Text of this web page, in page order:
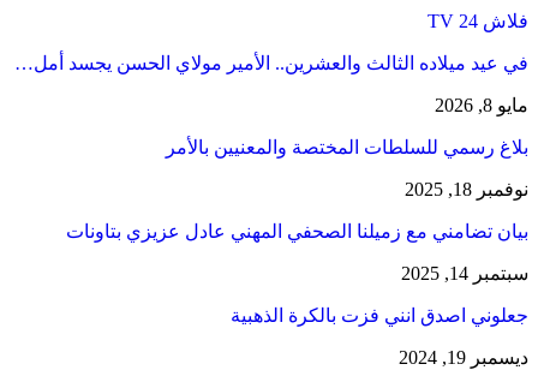
فلاش 24 TV
في عيد ميلاده الثالث والعشرين.. الأمير مولاي الحسن يجسد أمل…
مايو 8, 2026
بلاغ رسمي للسلطات المختصة والمعنيين بالأمر
نوفمبر 18, 2025
بيان تضامني مع زميلنا الصحفي المهني عادل عزيزي بتاونات
سبتمبر 14, 2025
جعلوني اصدق انني فزت بالكرة الذهبية
ديسمبر 19, 2024